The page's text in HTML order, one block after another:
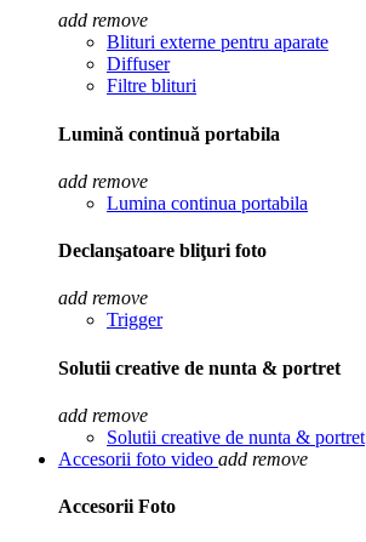
add remove
Blituri externe pentru aparate
Diffuser
Filtre blituri
Lumină continuă portabila
add remove
Lumina continua portabila
Declanşatoare bliţuri foto
add remove
Trigger
Solutii creative de nunta & portret
add remove
Solutii creative de nunta & portret
Accesorii foto video add remove
Accesorii Foto